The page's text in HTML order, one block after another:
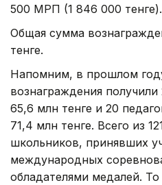
500 МРП (1 846 000 тенге).
Общая сумма
тенге.
Напомним, в прошлом
вознаграждения
65,6 млн тенге и 20
71,4 млн тенге. Всего из
школьников, принявших
международных
обладателями медалей.